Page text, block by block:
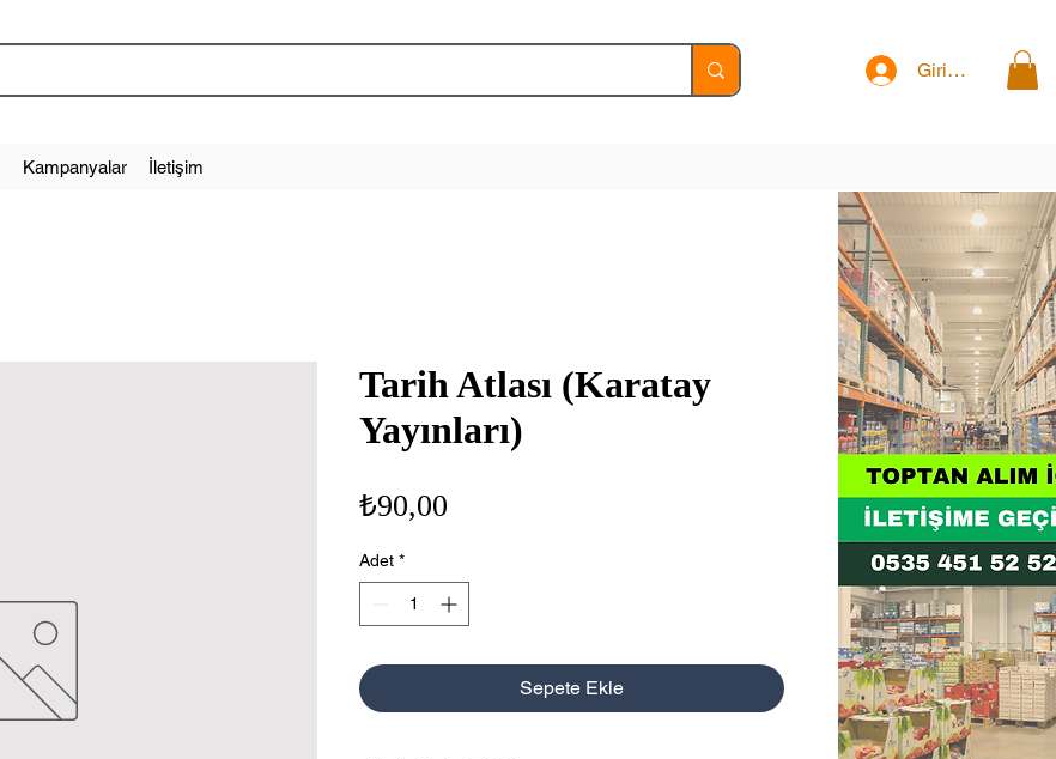
Giriş Yap
Kampanyalar İletişim
Tarih Atlası (Karatay
Yayınları)
₺90,00
Adet *
Sepete Ekle